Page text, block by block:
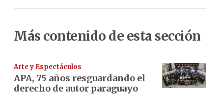
Más contenido de esta sección
Arte y Espectáculos
APA, 75 años resguardando el
derecho de autor paraguayo